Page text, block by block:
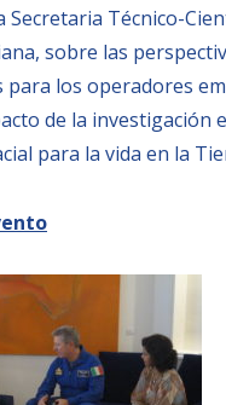
Secretaria Técnico-
sobre las
para los operadores
de la investigación
para la vida en la